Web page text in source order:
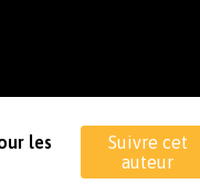
les
Suivre cet
auteur